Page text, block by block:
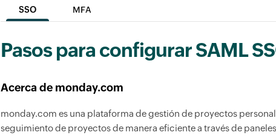
SSO MFA
Pasos para configurar SAML
Acerca de monday.com
monday.com es una plataforma de gestión de proyectos
seguimiento de proyectos de manera eficiente a través de